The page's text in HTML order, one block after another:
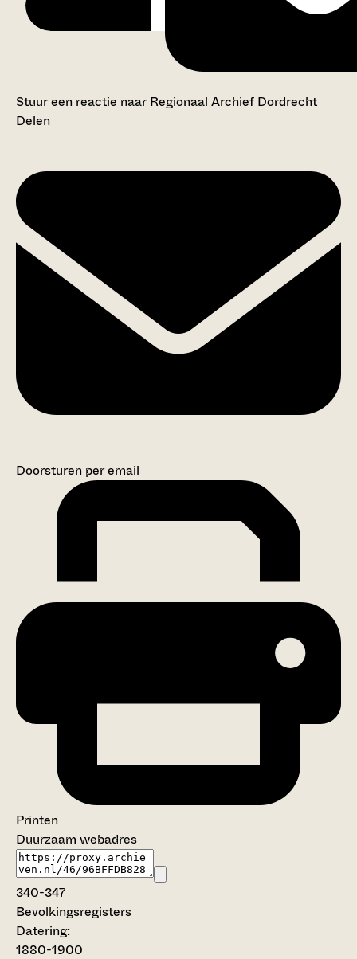
Stuur een reactie naar Regionaal Archief Dordrecht
Delen
Doorsturen per email
Printen
Duurzaam webadres
340-347
Bevolkingsregisters
Datering:
1880-1900